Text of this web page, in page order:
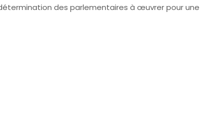
des parlementaires à œuvrer pour une